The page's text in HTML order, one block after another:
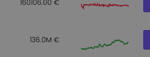
160106.00 €
136.0M €